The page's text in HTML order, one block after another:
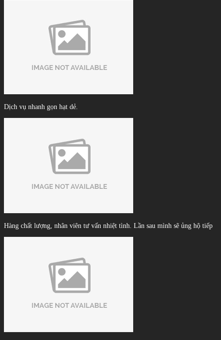
Dịch vụ nhanh gọn hạt dẻ.
Hàng chất lượng, nhân viên tư vấn nhiệt tình. Lần sau mình sẽ ủng hộ tiếp